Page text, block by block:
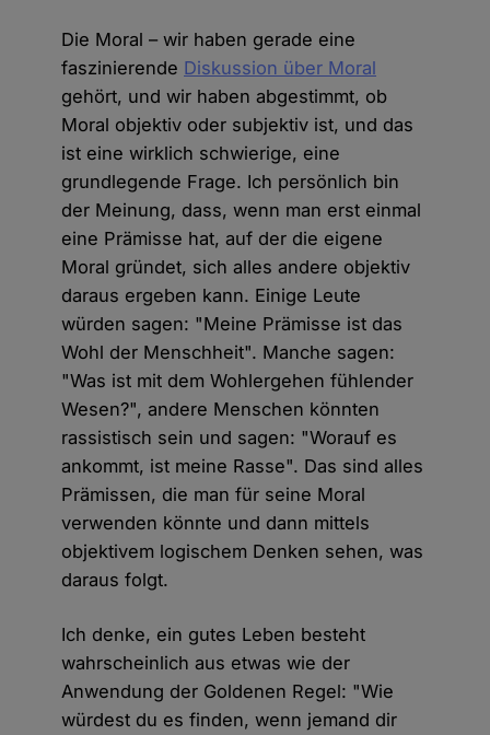
Die Moral – wir haben gerade eine
faszinierende Diskussion über Moral
gehört, und wir haben abgestimmt, ob
Moral objektiv oder subjektiv ist, und das
ist eine wirklich schwierige, eine
grundlegende Frage. Ich persönlich bin
der Meinung, dass, wenn man erst einmal
eine Prämisse hat, auf der die eigene
Moral gründet, sich alles andere objektiv
daraus ergeben kann. Einige Leute
würden sagen: "Meine Prämisse ist das
Wohl der Menschheit". Manche sagen:
"Was ist mit dem Wohlergehen fühlender
Wesen?", andere Menschen könnten
rassistisch sein und sagen: "Worauf es
ankommt, ist meine Rasse". Das sind alles
Prämissen, die man für seine Moral
verwenden könnte und dann mittels
objektivem logischem Denken sehen, was
daraus folgt.
Ich denke, ein gutes Leben besteht
wahrscheinlich aus etwas wie der
Anwendung der Goldenen Regel: "Wie
würdest du es finden, wenn jemand dir